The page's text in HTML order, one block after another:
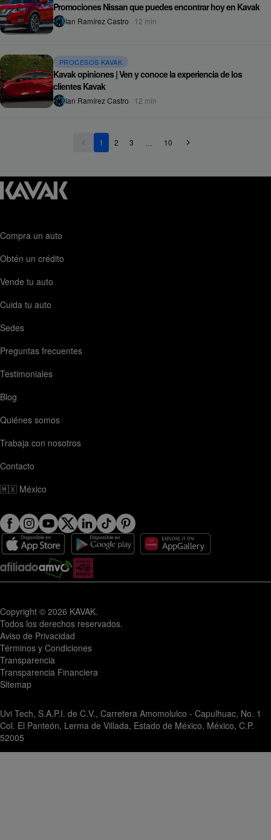
Promociones Nissan que puedes encontrar hoy en Kavak
Ian Ramírez Castro 12 min
PROCESOS KAVAK
Kavak opiniones | Ven y conoce la experiencia de los
clientes Kavak
Ian Ramírez Castro 12 min
1 2 3 ... 10
Compra un auto
Obtén un crédito
Vende tu auto
Cuida tu auto
Sedes
Preguntas frecuentes
Testimoniales
Blog
Quiénes somos
Trabaja con nosotros
Contacto
🇲🇽 México
Copyright © 2026 KAVAK.
Todos los derechos reservados.
Aviso de Privacidad
Términos y Condiciones
Transparencia
Transparencia Financiera
Sitemap
Uvi Tech, S.A.P.I. de C.V., Carretera Amomolulco - Capulhuac, No. 1
Col. El Panteón, Lerma de Villada, Estado de México, México, C.P.
52005